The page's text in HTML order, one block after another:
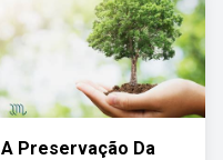
A Preservação Da